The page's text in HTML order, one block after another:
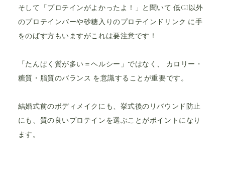
そして「プロテインがよかったよ！」と聞いて 低GI以外
のプロテインバーや砂糖入りのプロテインドリンク に手
をのばす方もいますがこれは要注意です！
「たんぱく質が多い＝ヘルシー」ではなく、 カロリー・
糖質・脂質のバランス を意識することが重要です。
結婚式前のボディメイクにも、挙式後のリバウンド防止
にも、質の良いプロテインを選ぶことがポイントになり
ます。